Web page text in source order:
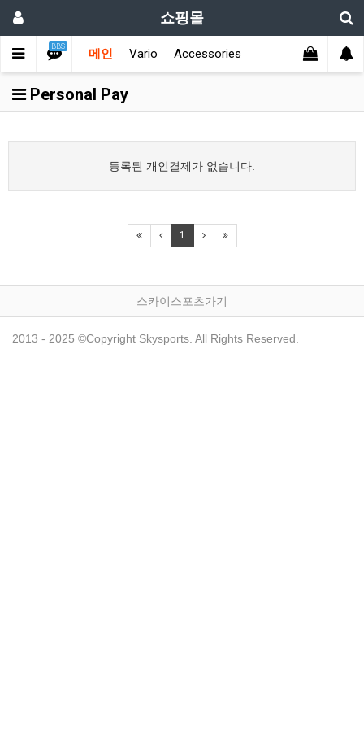
쇼핑몰
BBS
메인 Vario Accessories
Personal Pay
등록된 개인결제가 없습니다.
1
스카이스포츠가기
2013 - 2025 ©Copyright Skysports. All Rights Reserved.